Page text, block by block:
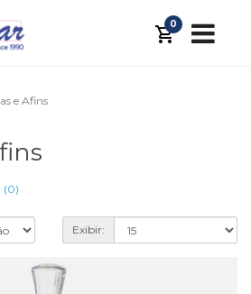
0
e Afins
(0)
Exibir: